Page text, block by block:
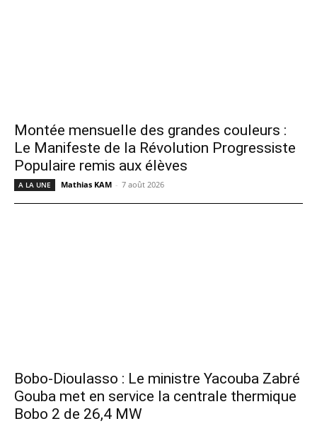
Montée mensuelle des grandes couleurs :
Le Manifeste de la Révolution Progressiste
Populaire remis aux élèves
A LA UNE Mathias KAM - 7 août 2026
Bobo-Dioulasso : Le ministre Yacouba Zabré
Gouba met en service la centrale thermique
Bobo 2 de 26,4 MW